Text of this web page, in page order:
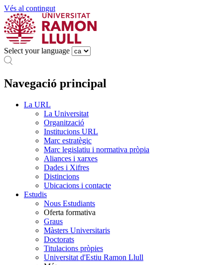
Vés al contingut
Select your language
Navegació principal
La URL
La Universitat
Organització
Institucions URL
Marc estratègic
Marc legislatiu i normativa pròpia
Aliances i xarxes
Dades i Xifres
Distincions
Ubicacions i contacte
Estudis
Nous Estudiants
Oferta formativa
Graus
Màsters Universitaris
Doctorats
Titulacions pròpies
Universitat d'Estiu Ramon Llull